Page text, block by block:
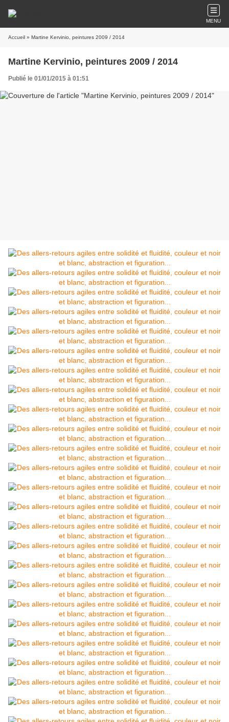
MENU
Accueil » Martine Kervinio, peintures 2009 / 2014
Martine Kervinio, peintures 2009 / 2014
Publié le 01/01/2015 à 01:51